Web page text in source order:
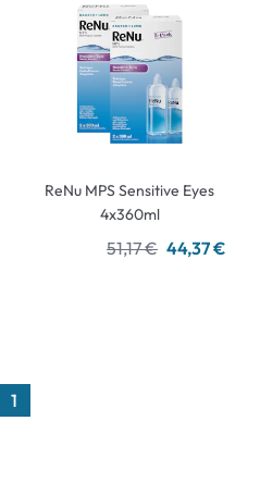
ReNu MPS Sensitive Eyes
4x360ml
51,17 € 44,37 €
1